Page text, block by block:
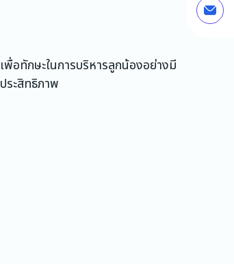
เพื่อทักษะในการบริหารลูกน้องอย่างมี
ประสิทธิภาพ